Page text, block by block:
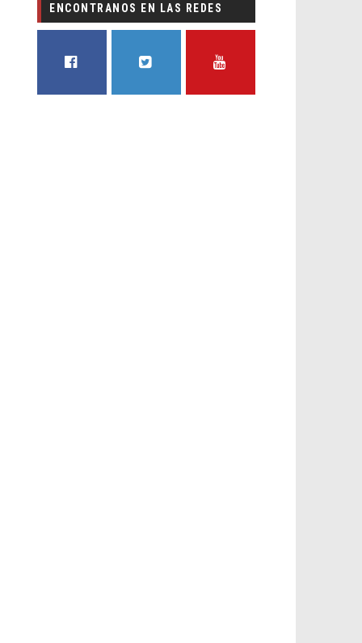
ENCONTRANOS EN LAS REDES